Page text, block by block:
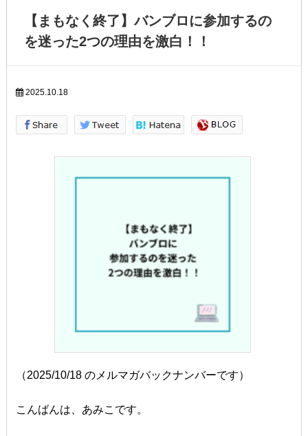
【まもなく終了】バンブロに参加するの
を迷った2つの理由を激白！！
2025.10.18
（2025/10/18 のメルマガバックナンバーです）
こんばんは、あみこです。